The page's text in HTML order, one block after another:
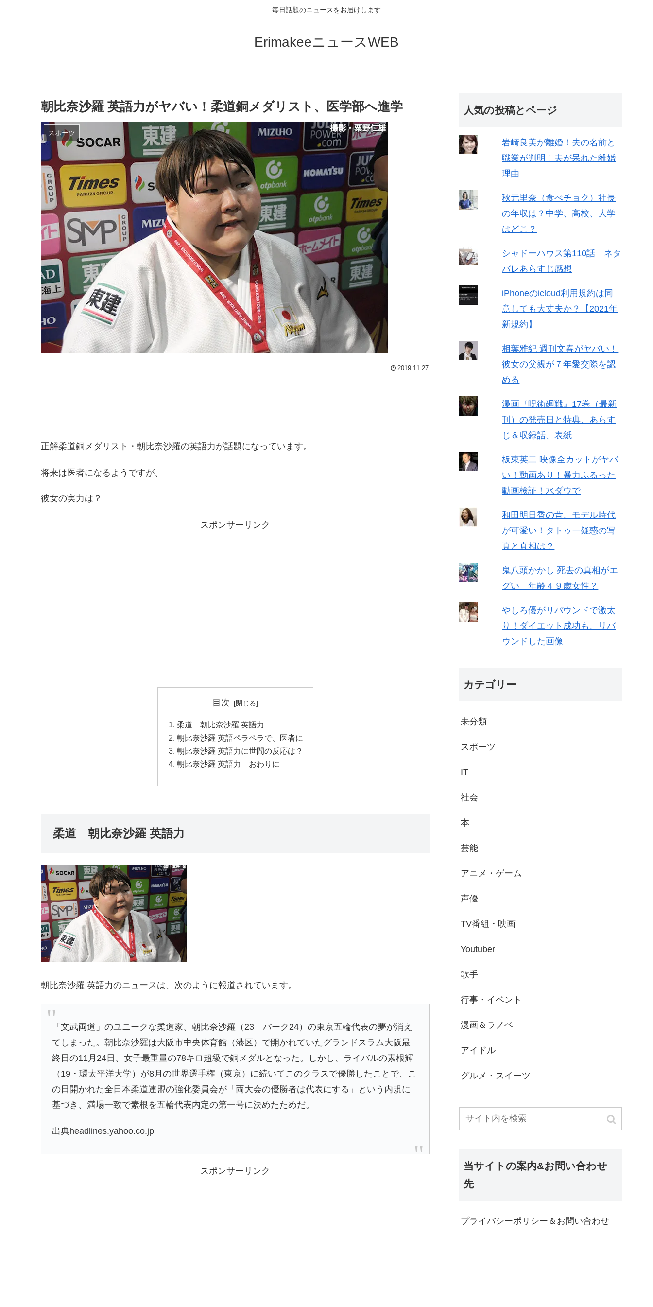
毎日話題のニュースをお届けします
ErimakeeニュースWEB
朝比奈沙羅 英語力がヤバい！柔道銅メダリスト、医学部へ進学
スポーツ
2019.11.27
正解柔道銅メダリスト・朝比奈沙羅の英語力が話題になっています。
将来は医者になるようですが、
彼女の実力は？
スポンサーリンク
目次
柔道 朝比奈沙羅 英語力
朝比奈沙羅 英語ペラペラで、医者に
朝比奈沙羅 英語力に世間の反応は？
朝比奈沙羅 英語力 おわりに
柔道 朝比奈沙羅 英語力
朝比奈沙羅 英語力のニュースは、次のように報道されています。
「文武両道」のユニークな柔道家、朝比奈沙羅（23 パーク24）の東京五輪代表の夢が消え
てしまった。朝比奈沙羅は大阪市中央体育館（港区）で開かれていたグランドスラム大阪最
終日の11月24日、女子最重量の78キロ超級で銅メダルとなった。しかし、ライバルの素根輝
（19・環太平洋大学）が8月の世界選手権（東京）に続いてこのクラスで優勝したことで、こ
の日開かれた全日本柔道連盟の強化委員会が「両大会の優勝者は代表にする」という内規に
基づき、満場一致で素根を五輪代表内定の第一号に決めたためだ。
出典headlines.yahoo.co.jp
スポンサーリンク
人気の投稿とページ
岩崎良美が離婚！夫の名前と
職業が判明！夫が呆れた離婚
理由
秋元里奈（食べチョク）社長
の年収は？中学、高校、大学
はどこ？
シャドーハウス第110話 ネタ
バレあらすじ感想
iPhoneのicloud利用規約は同
意しても大丈夫か？【2021年
新規約】
相葉雅紀 週刊文春がヤバい！
彼女の父親が７年愛交際を認
める
漫画『呪術廻戦』17巻（最新
刊）の発売日と特典、あらす
じ＆収録話、表紙
板東英二 映像全カットがヤバ
い！動画あり！暴力ふるった
動画検証！水ダウで
和田明日香の昔、モデル時代
が可愛い！タトゥー疑惑の写
真と真相は？
鬼八頭かかし 死去の真相がエ
グい 年齢４９歳女性？
やしろ優がリバウンドで激太
り！ダイエット成功も、リバ
ウンドした画像
カテゴリー
未分類
スポーツ
IT
社会
本
芸能
アニメ・ゲーム
声優
TV番組・映画
Youtuber
歌手
行事・イベント
漫画＆ラノベ
アイドル
グルメ・スイーツ
当サイトの案内&お問い合わせ
先
プライバシーポリシー＆お問い合わせ